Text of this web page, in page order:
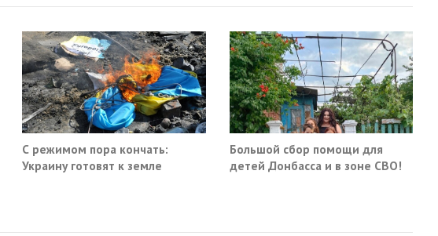
С режимом пора кончать:
Украину готовят к земле
Большой сбор помощи для
детей Донбасса и в зоне СВО!